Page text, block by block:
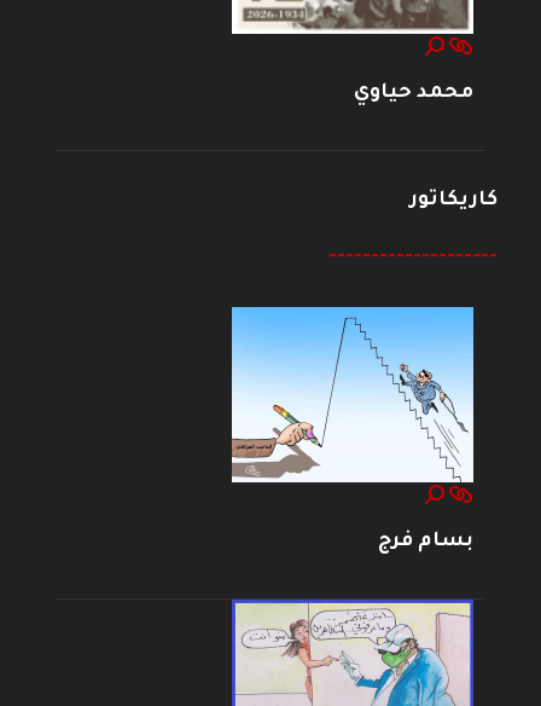
محمد حياوي
كاريكاتور
--------------------
بسام فرج